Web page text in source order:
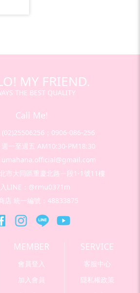
MY FRIEND.
THE BEST QUALITY
Call Me!
(02)25506256；0906-086-256
週一至週五 AM10:30-PM18:30
umahana.official@gmail.com
市大同區重慶北路ㄧ段1-1號11樓
LINE：@rmu0371m
店 統一編號：48833875
MEMBER
會員登入
加入會員
SERVICE
客服中心
隱私權政策